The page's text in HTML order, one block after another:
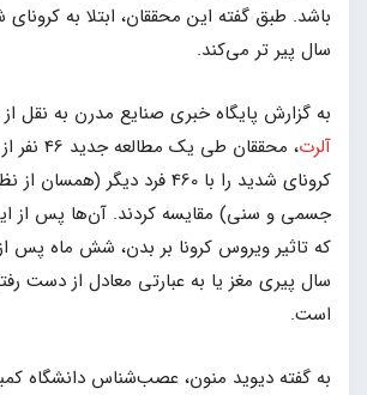
سال پیر تر می‌کند.
به گزارش پایگاه خبری صنایع مدرن به نقل
آلرت
، محققان طی
کرونای شدید را با 460 فرد دیگر
جسمی و سنی) مقایسه کردند. آن‌ها پس از
است.
به گفته دیوید منون، عصب‌شناس دانشگاه